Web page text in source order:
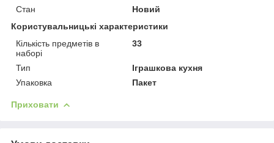
Стан
Новий
Користувальницькі характеристики
Кількість предметів в
наборі
33
Тип
Іграшкова кухня
Упаковка
Пакет
Приховати